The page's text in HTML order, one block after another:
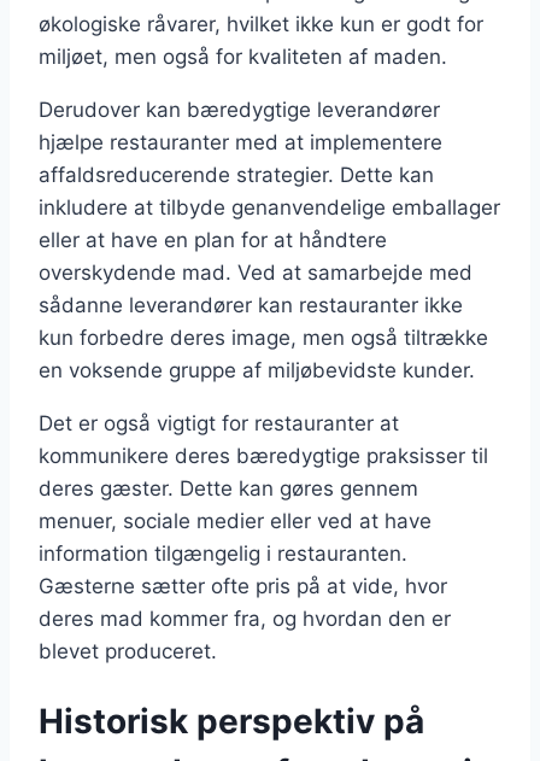
økologiske råvarer, hvilket ikke kun er godt for
miljøet, men også for kvaliteten af maden.
Derudover kan bæredygtige leverandører
hjælpe restauranter med at implementere
affaldsreducerende strategier. Dette kan
inkludere at tilbyde genanvendelige emballager
eller at have en plan for at håndtere
overskydende mad. Ved at samarbejde med
sådanne leverandører kan restauranter ikke
kun forbedre deres image, men også tiltrække
en voksende gruppe af miljøbevidste kunder.
Det er også vigtigt for restauranter at
kommunikere deres bæredygtige praksisser til
deres gæster. Dette kan gøres gennem
menuer, sociale medier eller ved at have
information tilgængelig i restauranten.
Gæsterne sætter ofte pris på at vide, hvor
deres mad kommer fra, og hvordan den er
blevet produceret.
Historisk perspektiv på